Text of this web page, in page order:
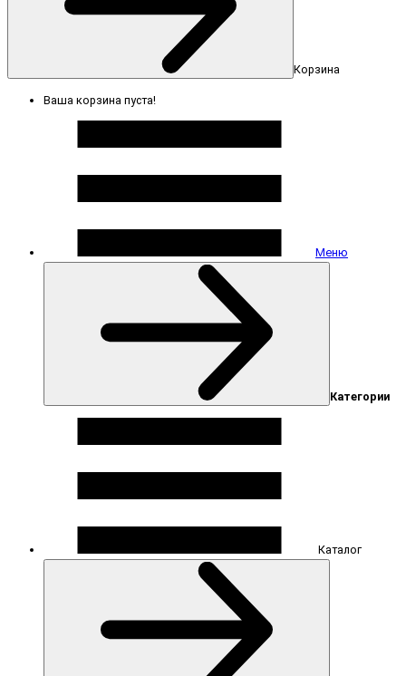
Корзина
Ваша корзина пуста!
Меню
Категории
Каталог